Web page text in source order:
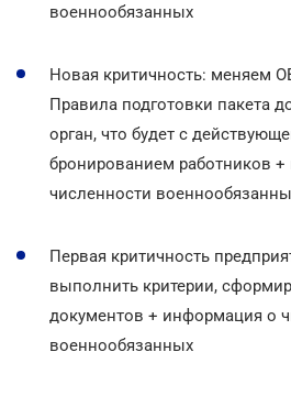
военнообязанных
Новая критичность: меняем
Правила подготовки пакета
орган, что будет с
бронированием работников
численности
Первая критичность
выполнить критерии,
документов + информация о
военнообязанных